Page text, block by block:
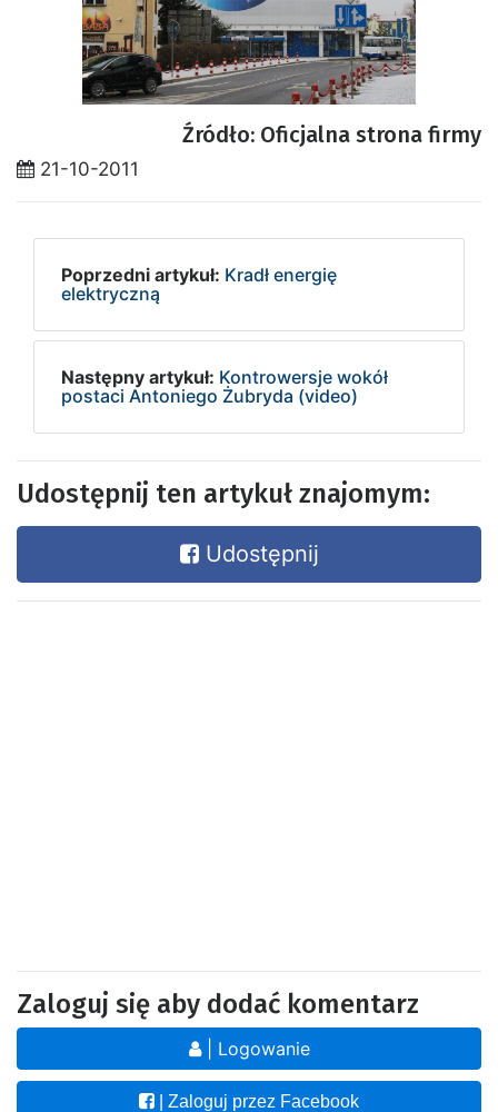
Źródło: Oficjalna strona firmy
21-10-2011
Poprzedni artykuł: Kradł energię
elektryczną
Następny artykuł: Kontrowersje wokół
postaci Antoniego Żubryda (video)
Udostępnij ten artykuł znajomym:
Udostępnij
Zaloguj się aby dodać komentarz
| Logowanie
| Zaloguj przez Facebook